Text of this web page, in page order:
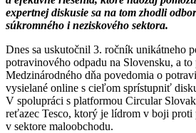
expertnej diskusie sa na tom zhodli
súkromného i neziskového sektora.
Dnes sa uskutočnil 3. ročník unikátneho
potravinového odpadu na Slovensku, a
Medzinárodného dňa povedomia o
vysielané online s cieľom sprístupniť
V spolupráci s platformou Circular
reťazec Tesco, ktorý je lídrom v boji
v sektore maloobchodu.